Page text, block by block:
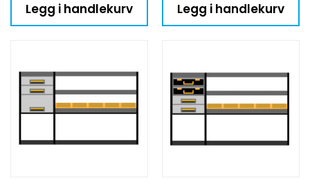
Legg i handlekurv Legg i handlekurv